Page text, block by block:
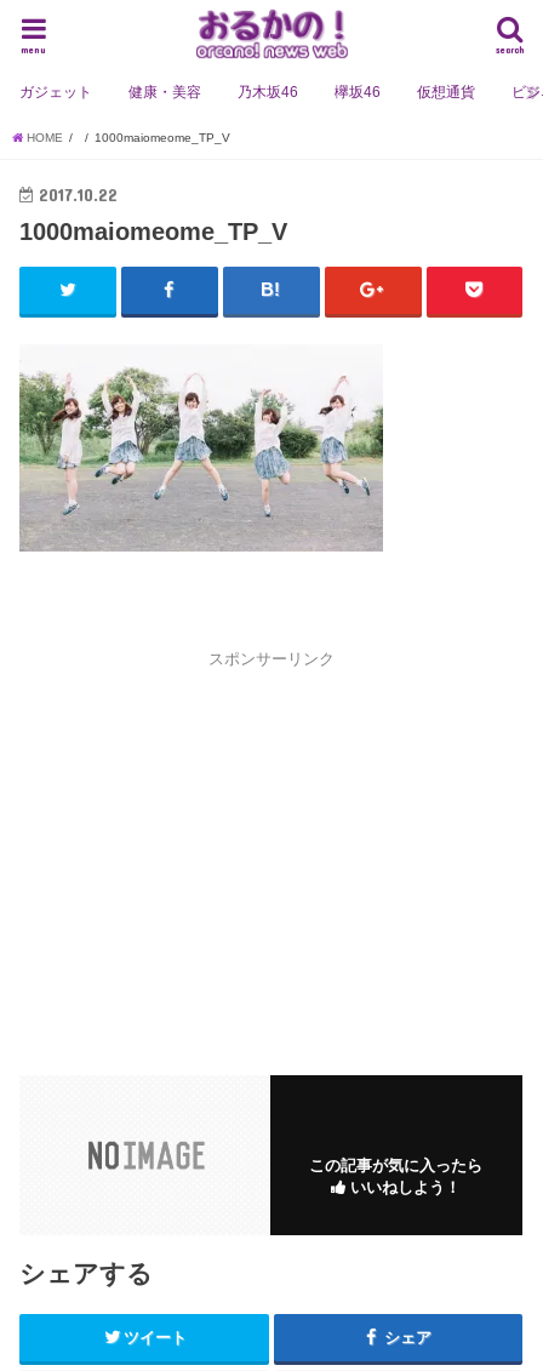
search
menu
ガジェット 健康・美容 乃木坂46 欅坂46 仮想通貨 ビ
HOME 1000maiomeome_TP_V
2017.10.22
1000maiomeome_TP_V
スポンサーリンク
この記事が気に入ったら
いいねしよう！
シェアする
ツイート シェア